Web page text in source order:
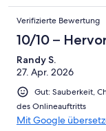
Verifizierte Bewertung
10/10 –
Randy S.
27. Apr. 2026
Gut: Sauberkeit,
des Onlineauftritts
Mit Google